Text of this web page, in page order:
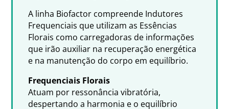
A linha Biofactor compreende Indutores
Frequenciais que utilizam as Essências
Florais como carregadoras de informações
que irão auxiliar na recuperação energética
e na manutenção do corpo em equilíbrio.
Frequenciais Florais
Atuam por ressonância vibratória,
despertando a harmonia e o equilíbrio